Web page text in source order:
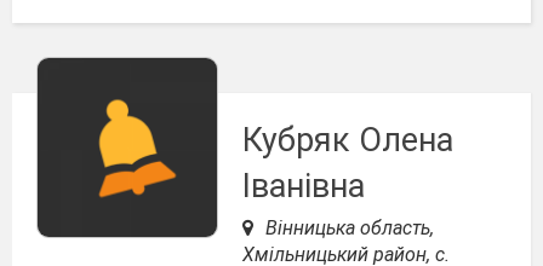
Кубряк Олена
Іванівна
Вінницька область,
Хмільницький район, с.